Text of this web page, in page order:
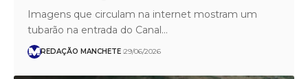
Imagens que circulam na internet mostram um
tubarão na entrada do Canal…
REDAÇÃO MANCHETE 29/06/2026